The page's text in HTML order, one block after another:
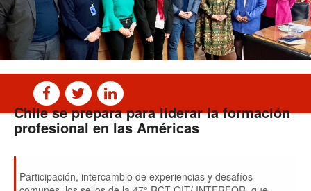
Chile se prepara para liderar la formación
profesional en las Américas
Participación, intercambio de experiencias y desafíos